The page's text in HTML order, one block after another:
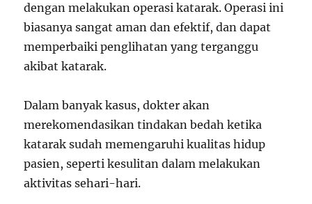
dengan melakukan operasi katarak. Operasi ini
biasanya sangat aman dan efektif, dan dapat
memperbaiki penglihatan yang terganggu
akibat katarak.
Dalam banyak kasus, dokter akan
merekomendasikan tindakan bedah ketika
katarak sudah memengaruhi kualitas hidup
pasien, seperti kesulitan dalam melakukan
aktivitas sehari-hari.